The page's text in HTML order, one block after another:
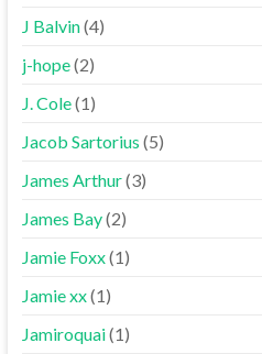
J Balvin(4)
j-hope(2)
J. Cole(1)
Jacob Sartorius (5)
James Arthur(3)
James Bay(2)
Jamie Foxx(1)
Jamie xx(1)
Jamiroquai(1)